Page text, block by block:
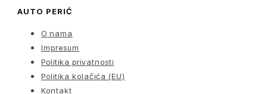
AUTO PERIĆ
O nama
Impresum
Politika privatnosti
Politika kolačića (EU)
Kontakt